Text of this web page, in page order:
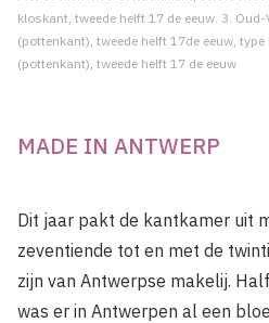
kloskant, tweede helft 17 de eeuw. 3.
(pottenkant), tweede helft 17de eeuw,
(pottenkant), tweede helft 17 de eeuw
MADE IN ANTWERP
Dit jaar pakt de kantkamer uit
zeventiende tot en met de
zijn van Antwerpse makelij.
was er in Antwerpen al een